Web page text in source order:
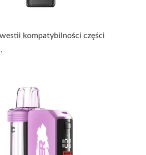
kompatybilności części